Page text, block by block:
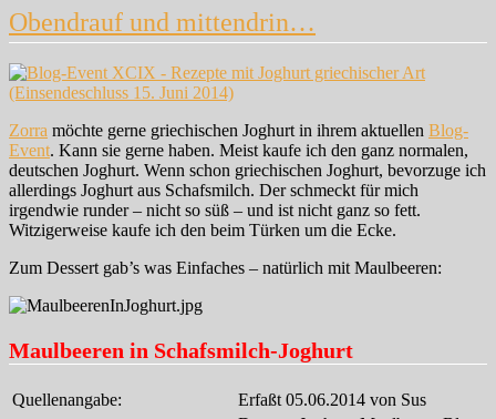
Obendrauf und mittendrin…
Zorra möchte gerne griechischen Joghurt in ihrem aktuellen Blog-
Event. Kann sie gerne haben. Meist kaufe ich den ganz normalen,
deutschen Joghurt. Wenn schon griechischen Joghurt, bevorzuge ich
allerdings Joghurt aus Schafsmilch. Der schmeckt für mich
irgendwie runder – nicht so süß – und ist nicht ganz so fett.
Witzigerweise kaufe ich den beim Türken um die Ecke.
Zum Dessert gab’s was Einfaches – natürlich mit Maulbeeren:
Maulbeeren in Schafsmilch-Joghurt
Quellenangabe:
Erfaßt 05.06.2014 von Sus